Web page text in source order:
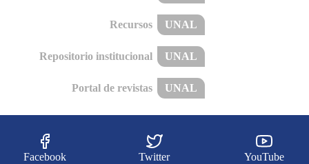
Recursos UNAL
Repositorio institucional UNAL
Portal de revistas UNAL
Facebook Twitter YouTube